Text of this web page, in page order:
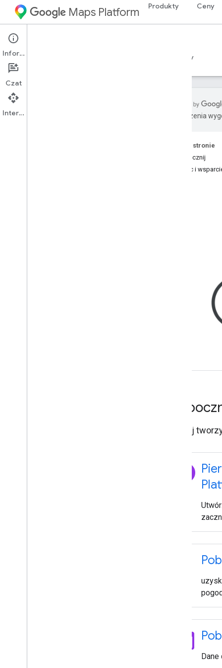
Maps Platform Produkty Ceny
Environment
Przewodniki
Zasoby
Tłumaczenia
Na tej stronie
Rozpocznij
Pomoc i
Zacznij
explore
date_range
Dane
Informacje
Czat
Interfejs API